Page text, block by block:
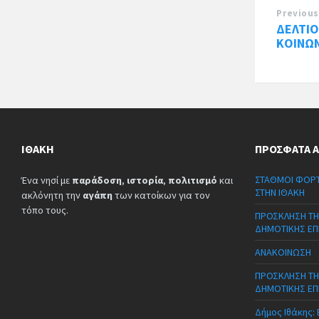
Previous
ΙΘΆΚΗ
Ένα νησί με παράδοση, ιστορία, πολιτισμό και
ακλόνητη την αγάπη των κατοίκων για τον
τόπο τους.
ΠΡΌΣΦΑΤΑ
ΣΤΑΘΜΟΙ
ΣΤΗΝ ΙΘΑΚΗ
ΠΡΟΣΚΛΗΣΗ
ΔΗΜΟΤΙΚΗΣ
ΑΝΑΚΟΙΝΩΣΗ
ΠΡΟΣΚΛΗΣΗ
ΔΗΜΟΤΙΚΗΣ
Δήμος